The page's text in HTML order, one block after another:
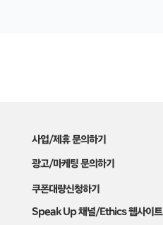
사업/제휴 문의하기
광고/마케팅 문의하기
쿠폰대량신청하기
Speak Up 채널/Ethics 웹사이트